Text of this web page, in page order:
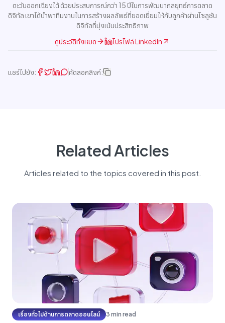
ตะวันออกเฉียงใต้ ด้วยประสบการณ์กว่า 15 ปีในการพัฒนากลยุทธ์การตลาด
ดิจิทัล เขาได้นำพาทีมงานในการสร้างผลลัพธ์ที่ยอดเยี่ยมให้กับลูกค้าผ่านโซลูชัน
ดิจิทัลที่มุ่งเน้นประสิทธิภาพ
ดูประวัติทั้งหมด
โปรไฟล์ LinkedIn
แชร์ไปยัง: คัดลอกลิงก์:
Related Articles
Articles related to the topics covered in this post.
เรื่องทั่วไปด้านการตลาดออนไลน์ 3 min read